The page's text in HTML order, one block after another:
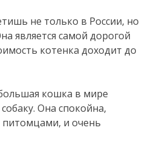
не только в России, но
является самой дорогой
котенка доходит до
кошка в мире
Она спокойна,
питомцами, и очень